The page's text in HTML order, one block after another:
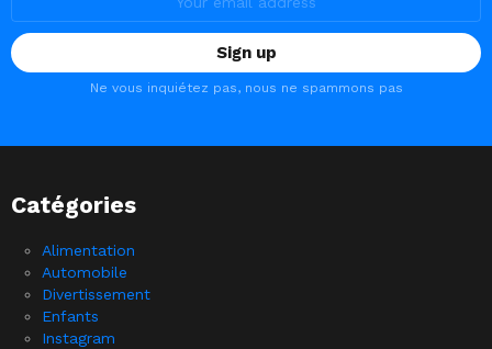
Ne vous inquiétez pas, nous ne spammons pas
Catégories
Alimentation
Automobile
Divertissement
Enfants
Instagram